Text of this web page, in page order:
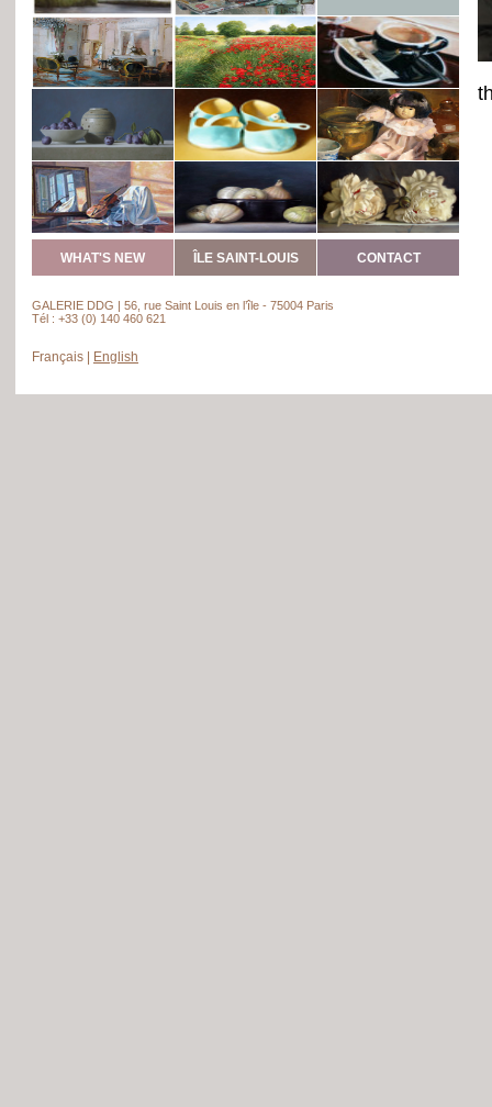
WHAT'S NEW ÎLE SAINT-LOUIS CONTACT
GALERIE DDG | 56, rue Saint Louis en l’île - 75004 Paris
Tél : +33 (0) 140 460 621
Français English